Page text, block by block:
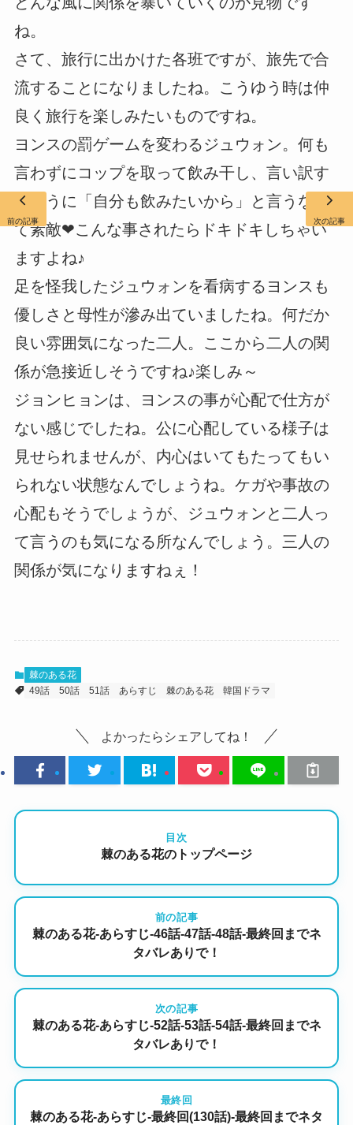
ね。
さて、旅行に出かけた各班ですが、旅先で合
流することになりましたね。こうゆう時は仲
良く旅行を楽しみたいものですね。
ヨンスの罰ゲームを変わるジュウォン。何も
言わずにコップを取って飲み干し、言い訳す
るように「自分も飲みたいから」と言うなん
て素敵❤こんな事されたらドキドキしちゃい
ますよね♪
足を怪我したジュウォンを看病するヨンスも
優しさと母性が滲み出ていましたね。何だか
良い雰囲気になった二人。ここから二人の関
係が急接近しそうですね♪楽しみ～
ジョンヒョンは、ヨンスの事が心配で仕方が
ない感じでしたね。公に心配している様子は
見せられませんが、内心はいてもたってもい
られない状態なんでしょうね。ケガや事故の
心配もそうでしょうが、ジュウォンと二人っ
て言うのも気になる所なんでしょう。三人の
関係が気になりますねぇ！
棘のある花
49話
50話 51話 あらすじ 棘のある花 韓国ドラマ
よかったらシェアしてね！
目次
棘のある花のトップページ
前の記事
棘のある花-あらすじ-46話-47話-48話-最終回までネ
タバレありで！
次の記事
棘のある花-あらすじ-52話-53話-54話-最終回までネ
タバレありで！
最終回
棘のある花-あらすじ-最終回(130話)-最終回までネタ
前の記事 次の記事